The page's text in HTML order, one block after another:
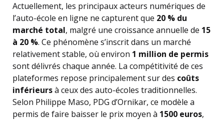
Actuellement, les principaux acteurs numériques de
l’auto-école en ligne ne capturent que 20 % du
marché total, malgré une croissance annuelle de 15
à 20 %. Ce phénomène s’inscrit dans un marché
relativement stable, où environ 1 million de permis
sont délivrés chaque année. La compétitivité de ces
plateformes repose principalement sur des coûts
inférieursà ceux des auto-écoles traditionnelles.
Selon Philippe Maso, PDG d’Ornikar, ce modèle a
permis de faire baisser le prix moyen à 1500 euros,